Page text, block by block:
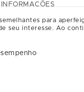
para
seu interesse. Ao
INFORMAÇÕES
TRABALHE CONOSCO